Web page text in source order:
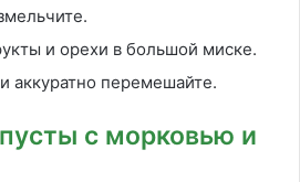
и орехи в большой миске.
аккуратно перемешайте.
с морковью и